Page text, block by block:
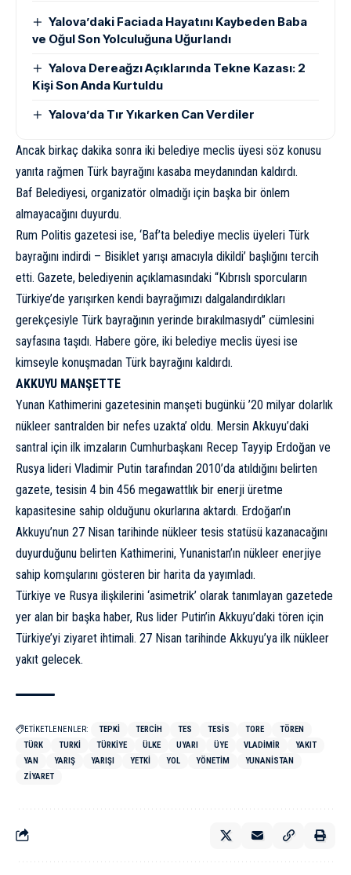
Yalova’daki Faciada Hayatını Kaybeden Baba
ve Oğul Son Yolculuğuna Uğurlandı
Yalova Dereağzı Açıklarında Tekne Kazası: 2
Kişi Son Anda Kurtuldu
Yalova’da Tır Yıkarken Can Verdiler
Ancak birkaç dakika sonra iki belediye meclis üyesi söz konusu
yanıta rağmen Türk bayrağını kasaba meydanından kaldırdı.
Baf Belediyesi, organizatör olmadığı için başka bir önlem
almayacağını duyurdu.
Rum Politis gazetesi ise, ‘Baf’ta belediye meclis üyeleri Türk
bayrağını indirdi – Bisiklet yarışı amacıyla dikildi’ başlığını tercih
etti. Gazete, belediyenin açıklamasındaki “Kıbrıslı sporcuların
Türkiye’de yarışırken kendi bayrağımızı dalgalandırdıkları
gerekçesiyle Türk bayrağının yerinde bırakılmasıydı” cümlesini
sayfasına taşıdı. Habere göre, iki belediye meclis üyesi ise
kimseyle konuşmadan Türk bayrağını kaldırdı.
AKKUYU MANŞETTE
Yunan Kathimerini gazetesinin manşeti bugünkü ’20 milyar dolarlık
nükleer santralden bir nefes uzakta’ oldu. Mersin Akkuyu’daki
santral için ilk imzaların Cumhurbaşkanı Recep Tayyip Erdoğan ve
Rusya lideri Vladimir Putin tarafından 2010’da atıldığını belirten
gazete, tesisin 4 bin 456 megawattlık bir enerji üretme
kapasitesine sahip olduğunu okurlarına aktardı. Erdoğan’ın
Akkuyu’nun 27 Nisan tarihinde nükleer tesis statüsü kazanacağını
duyurduğunu belirten Kathimerini, Yunanistan’ın nükleer enerjiye
sahip komşularını gösteren bir harita da yayımladı.
Türkiye ve Rusya ilişkilerini ‘asimetrik’ olarak tanımlayan gazetede
yer alan bir başka haber, Rus lider Putin’in Akkuyu’daki tören için
Türkiye’yi ziyaret ihtimali. 27 Nisan tarihinde Akkuyu’ya ilk nükleer
yakıt gelecek.
ETİKETLENENLER: TEPKI TERCIH TES TESIS TORE
TÖREN
TÜRK
TURKI TÜRKIYE ÜLKE UYARI ÜYE VLADIMIR
YAKIT
YAN
YARIŞ YARIŞI YETKI YOL YÖNETIM
YUNANISTAN
ZIYARET